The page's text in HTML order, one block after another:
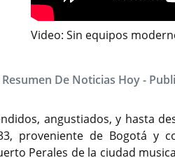
Video: Sin equipos
De Noticias Hoy -
angustiados, y hasta
proveniente de Bogotá y
Perales de la ciudad